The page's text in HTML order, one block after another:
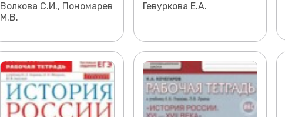
Волкова С.И., Пономарев
М.В.
Гевуркова Е.А.